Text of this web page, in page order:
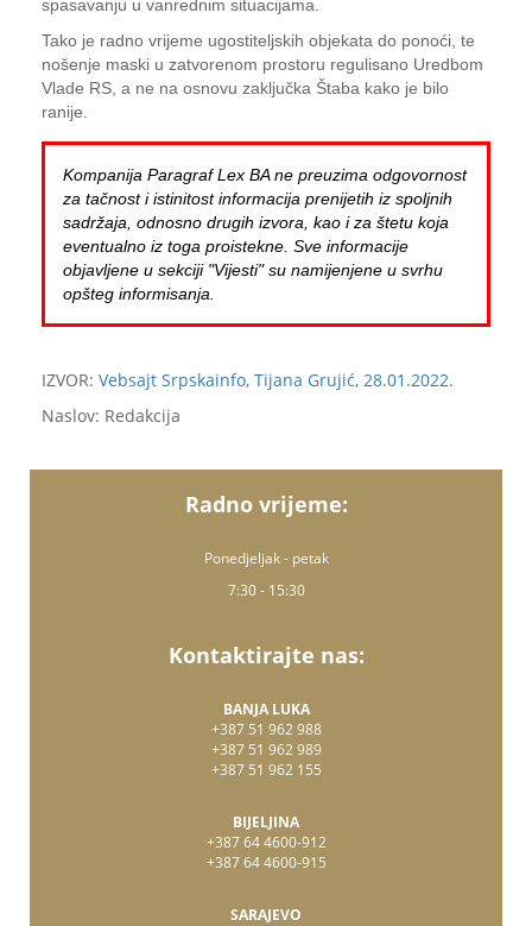
spasavanju u vanrednim situacijama.
Tako je radno vrijeme ugostiteljskih objekata do ponoći, te
nošenje maski u zatvorenom prostoru regulisano Uredbom
Vlade RS, a ne na osnovu zaključka Štaba kako je bilo
ranije.
Kompanija Paragraf Lex BA ne preuzima odgovornost
za tačnost i istinitost informacija prenijetih iz spoljnih
sadržaja, odnosno drugih izvora, kao i za štetu koja
eventualno iz toga proistekne. Sve informacije
objavljene u sekciji "Vijesti" su namijenjene u svrhu
opšteg informisanja.
IZVOR: Vebsajt Srpskainfo, Tijana Grujić, 28.01.2022.
Naslov: Redakcija
Radno vrijeme:
Ponedjeljak - petak
7:30 - 15:30
Kontaktirajte nas:
BANJA LUKA
+387 51 962 988
+387 51 962 989
+387 51 962 155
BIJELJINA
+387 64 4600-912
+387 64 4600-915
SARAJEVO